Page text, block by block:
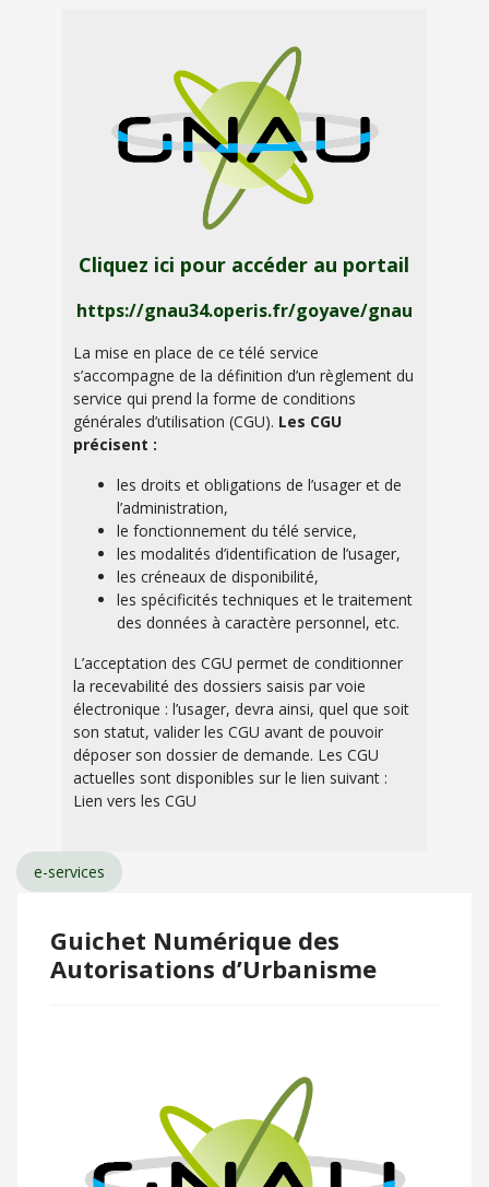
Cliquez ici pour accéder au portail
https://gnau34.operis.fr/goyave/gnau
La mise en place de ce télé service
s’accompagne de la définition d’un règlement du
service qui prend la forme de conditions
générales d’utilisation (CGU). Les CGU
précisent :
les droits et obligations de l’usager et de
l’administration,
le fonctionnement du télé service,
les modalités d’identification de l’usager,
les créneaux de disponibilité,
les spécificités techniques et le traitement
des données à caractère personnel, etc.
L’acceptation des CGU permet de conditionner
la recevabilité des dossiers saisis par voie
électronique : l’usager, devra ainsi, quel que soit
son statut, valider les CGU avant de pouvoir
déposer son dossier de demande. Les CGU
actuelles sont disponibles sur le lien suivant :
Lien vers les CGU
e-services
Guichet Numérique des
Autorisations d’Urbanisme